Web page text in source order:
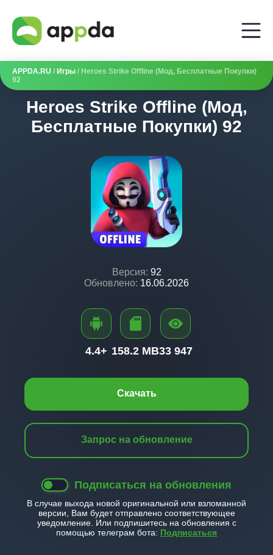
APPDA.RU / Игры / Heroes Strike Offline (Мод, Бесплатные Покупки)
92
Heroes Strike Offline (Мод,
Бесплатные Покупки) 92
Версия: 92
Обновлено: 16.06.2026
Скачать
Запрос на обновление
Подписаться на обновления
В случае выхода новой оригинальной или взломанной
версии, Вам будет отправлено соответствующее
уведомление. Или подпишитесь на обновления с
помощью телеграм бота: Подписаться
4.4+ 158.2 MB33 947